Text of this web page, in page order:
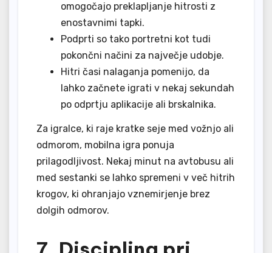
omogočajo preklapljanje hitrosti z
enostavnimi tapki.
Podprti so tako portretni kot tudi
pokončni načini za največje udobje.
Hitri časi nalaganja pomenijo, da
lahko začnete igrati v nekaj sekundah
po odprtju aplikacije ali brskalnika.
Za igralce, ki raje kratke seje med vožnjo ali
odmorom, mobilna igra ponuja
prilagodljivost. Nekaj minut na avtobusu ali
med sestanki se lahko spremeni v več hitrih
krogov, ki ohranjajo vznemirjenje brez
dolgih odmorov.